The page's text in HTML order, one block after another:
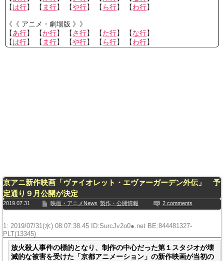
【は行】 【 ま行】 【や行】 【 ら行】 【わ行】
《《 アニメ・劇場版 》》
【あ行】 【か行】 【さ行】 【た行】 【な行】
【は行】 【 ま行】 【や行】 【 ら行】 【わ行】
京アニ新作映画「ヴァイオレット・エヴァーガーデン外伝」 予
定通り９月公開が決定
2019.07.31 映画・アニメNews 製作・公開情報 2 comments
1: 2019/07/31(水) 08:07:38.45 ID:SurcJv2o0●.net BE:844481327-
PLT(13345)
放火殺人事件の標的となり、制作の中心だった第１スタジオが壊
滅的な被害を受けた「京都アニメーション」の新作映画が当初の